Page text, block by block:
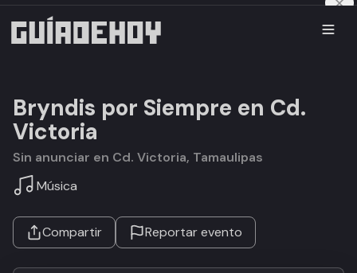
Bryndis por Siempre en Cd.
Victoria
Sin anunciar en Cd. Victoria, Tamaulipas
Música
Compartir Reportar evento